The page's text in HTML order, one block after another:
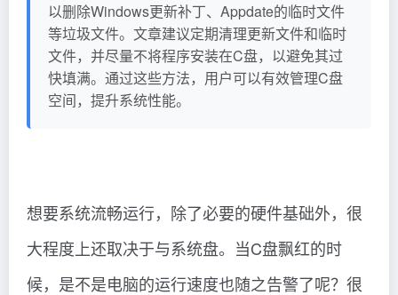
以删除Windows更新补丁、Appdate的临时文件
等垃圾文件。文章建议定期清理更新文件和临时
文件，并尽量不将程序安装在C盘，以避免其过
快填满。通过这些方法，用户可以有效管理C盘
空间，提升系统性能。
想要系统流畅运行，除了必要的硬件基础外，很
大程度上还取决于与系统盘。当C盘飘红的时
候，是不是电脑的运行速度也随之告警了呢？很